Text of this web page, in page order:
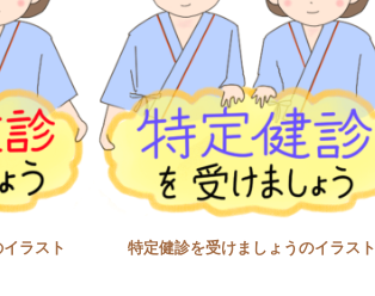
ラスト 特定健診を受けましょうのイラスト